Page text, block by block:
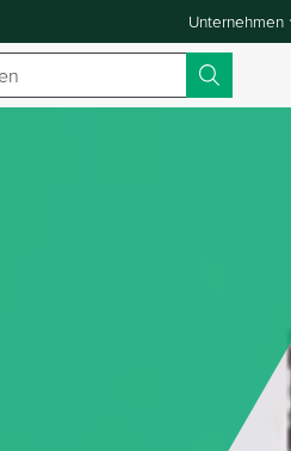
Unternehmen
Dropdown-